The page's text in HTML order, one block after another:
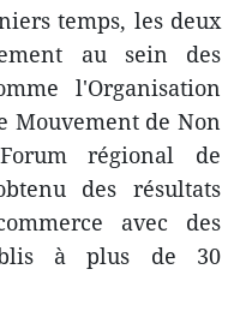
temps, les deux
au sein des
l'Organisation
Mouvement de Non
régional de
des résultats
avec ​des
à plus de 30